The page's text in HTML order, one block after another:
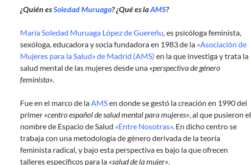
¿Quién esSoledad Muruaga? ¿Qué es laAMS?
María Soledad Muruaga López de Guereñu, es psicóloga feminista,
sexóloga, educadora y socia fundadora en 1983 de la «Asociación de
Mujeres para la Salud» de Madrid (AMS) en la que investiga y trata la
salud mental de las mujeres desde una «perspectiva de género
feminista».
Fue en el marco de laAMSen donde se gestó la creación en 1990 del
primer «centro español de salud mental para mujeres», al que pusieron el
nombre de Espacio de Salud «Entre Nosotras». En dicho centro se
trabaja con una metodología de género derivada de la teoría
feminista radical, y bajo esta perspectiva es bajo la que ofrecen
talleres específicos para la «salud de la mujer».